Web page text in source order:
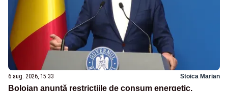
6 aug. 2026, 15:33 Stoica Marian
Bolojan anunță restricțiile de consum energetic.